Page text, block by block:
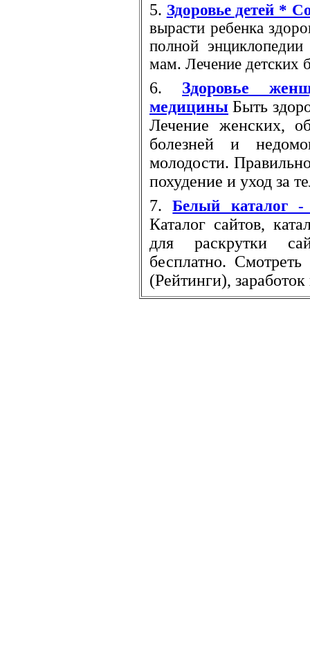
5. Здоровье детей *
вырасти ребенка
полной
мам. Лечение детских
6. Здоровье
медицины Быть
Лечение женских,
болезней и
молодости.
похудение и уход за
7.Белый каталог
Каталог сайтов,
для раскрутки
бесплатно.
(Рейтинги),